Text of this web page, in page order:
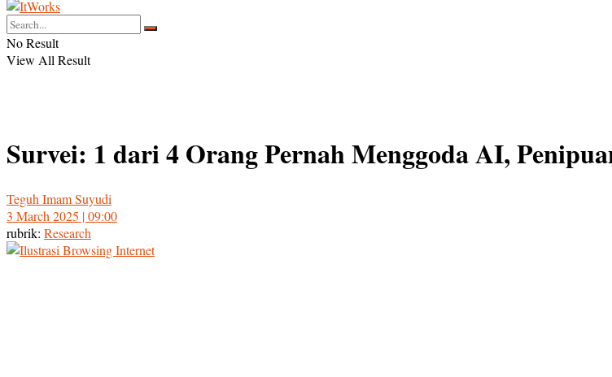
No Result
View All Result
Survei: 1 dari 4 Orang Pernah Menggoda AI,
Teguh Imam Suyudi
3 March 2025 | 09:00
rubrik: Research